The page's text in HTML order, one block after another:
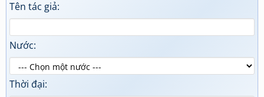
Tên tác giả:
Nước:
Thời đại: